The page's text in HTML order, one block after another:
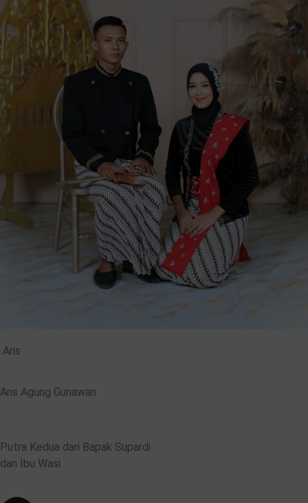
Aris
Aris Agung Gunawan
Putra Kedua dari Bapak Supardi
dan Ibu Wasi